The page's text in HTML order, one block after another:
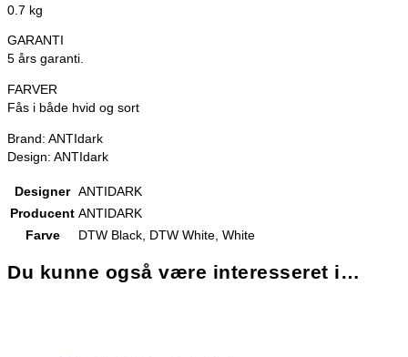
0.7 kg
GARANTI
5 års garanti.
FARVER
Fås i både hvid og sort
Brand: ANTIdark
Design: ANTIdark
Designer ANTIDARK
Producent ANTIDARK
Farve
DTW Black, DTW White, White
Du kunne også være interesseret i…